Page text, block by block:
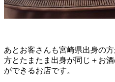
あとお客さんも宮崎県出身の
方とたまたま出身が同じ＋お
ができるお店です。